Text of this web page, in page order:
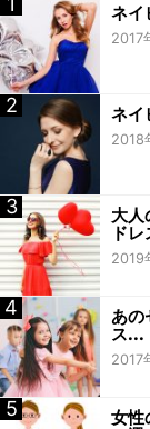
ネイ
2017
ネイ
2018
大人
ド
2019
あの
ス...
2017
女性